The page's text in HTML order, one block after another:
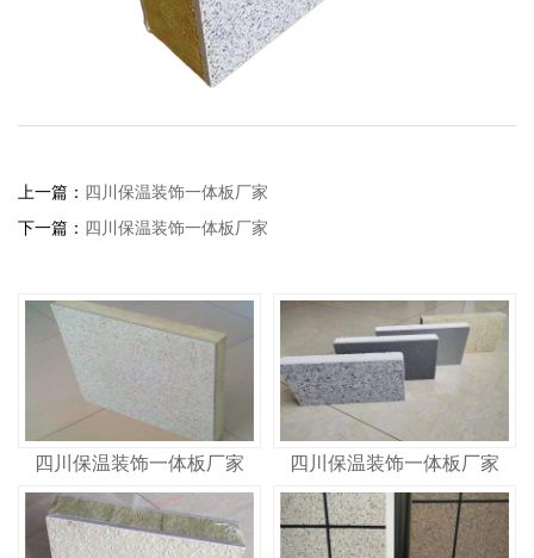
上一篇： 四川保温装饰一体板厂家
下一篇： 四川保温装饰一体板厂家
四川保温装饰一体板厂家 四川保温装饰一体板厂家